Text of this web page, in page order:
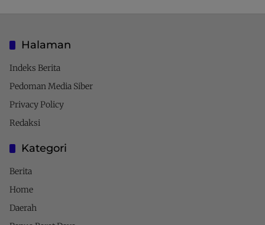
Halaman
Indeks Berita
Pedoman Media Siber
Privacy Policy
Redaksi
Kategori
Berita
Home
Daerah